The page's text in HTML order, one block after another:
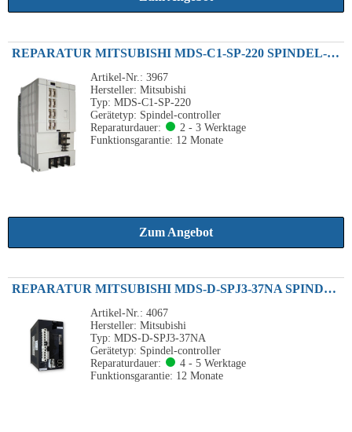
REPARATUR MITSUBISHI MDS-C1-SP-220 SPINDEL-CONTROLLER 22KW
Artikel-Nr.: 3967
Hersteller: Mitsubishi
Typ: MDS-C1-SP-220
Gerätetyp: Spindel-controller
Reparaturdauer:
2 - 3 Werktage
Funktionsgarantie: 12 Monate
Zum Angebot
REPARATUR MITSUBISHI MDS-D-SPJ3-37NA SPINDEL DRIVE UNIT 3.7KW 230VAC
Artikel-Nr.: 4067
Hersteller: Mitsubishi
Typ: MDS-D-SPJ3-37NA
Gerätetyp: Spindel-controller
Reparaturdauer:
4 - 5 Werktage
Funktionsgarantie: 12 Monate